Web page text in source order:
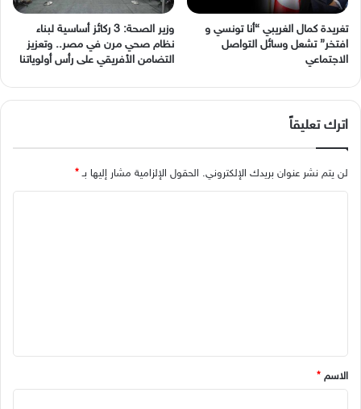
‬الاجتماعي
وزير الصحة: 3 ركائز أساسية لبناء
نظام صحي مرن في مصر.. وتعزيز
التضامن الأفريقي على رأس أولوياتنا
اترك تعليقاً
لن يتم نشر عنوان بريدك الإلكتروني. الحقول الإلزامية مشار إليها بـ*
*
الاسم *